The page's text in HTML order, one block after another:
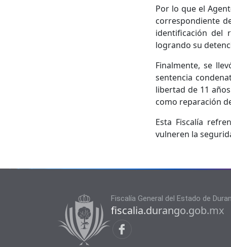
Por lo que el
correspondiente
identificación del
logrando su
Finalmente, se
sentencia
libertad de 11
como reparación
Esta Fiscalía
vulneren la
Fiscalía General del Estado de
fiscalia.durango.gob.mx